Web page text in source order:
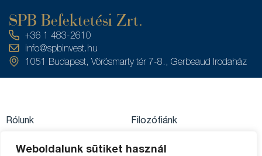
Weboldalunk sütiket használ
SPB Befektetési Zrt.
+36 1 483-2610
info@spbinvest.hu
1051 Budapest, Vörösmarty tér 7-8., Gerbeaud Irodaház
Rólunk
Filozófiánk